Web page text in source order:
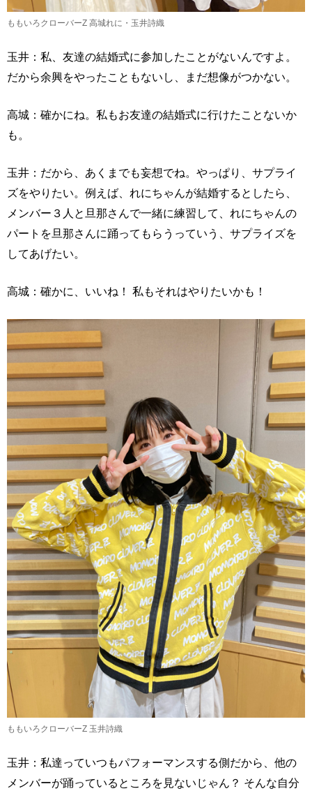
ももいろクローバーZ 高城れに・玉井詩織
玉井：私、友達の結婚式に参加したことがないんですよ。
だから余興をやったこともないし、まだ想像がつかない。
高城：確かにね。私もお友達の結婚式に行けたことないか
も。
玉井：だから、あくまでも妄想でね。やっぱり、サプライ
ズをやりたい。例えば、れにちゃんが結婚するとしたら、
メンバー３人と旦那さんで一緒に練習して、れにちゃんの
パートを旦那さんに踊ってもらうっていう、サプライズを
してあげたい。
高城：確かに、いいね！ 私もそれはやりたいかも！
ももいろクローバーZ 玉井詩織
玉井：私達っていつもパフォーマンスする側だから、他の
メンバーが踊っているところを見ないじゃん？ そんな自分